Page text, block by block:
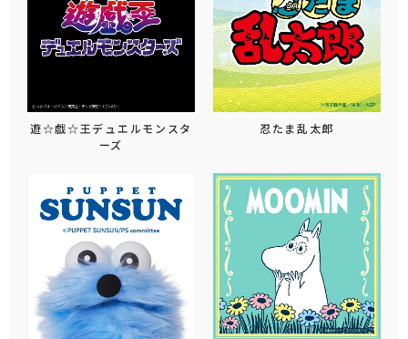
遊☆戯☆王デュエルモンスタ
ーズ
忍たま乱太郎